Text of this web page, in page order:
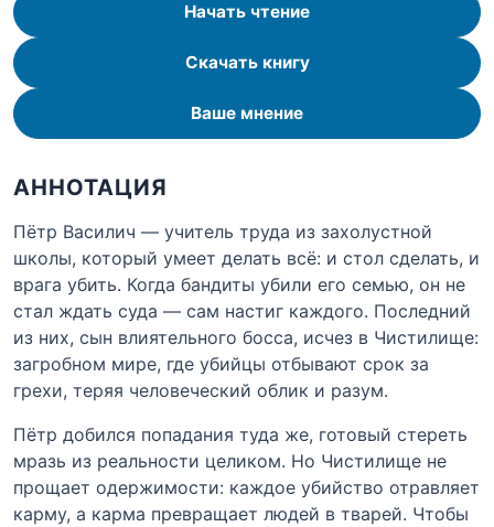
Начать чтение
Скачать книгу
Ваше мнение
АННОТАЦИЯ
Пётр Василич — учитель труда из захолустной
школы, который умеет делать всё: и стол сделать, и
врага убить. Когда бандиты убили его семью, он не
стал ждать суда — сам настиг каждого. Последний
из них, сын влиятельного босса, исчез в Чистилище:
загробном мире, где убийцы отбывают срок за
грехи, теряя человеческий облик и разум.
Пётр добился попадания туда же, готовый стереть
мразь из реальности целиком. Но Чистилище не
прощает одержимости: каждое убийство отравляет
карму, а карма превращает людей в тварей. Чтобы